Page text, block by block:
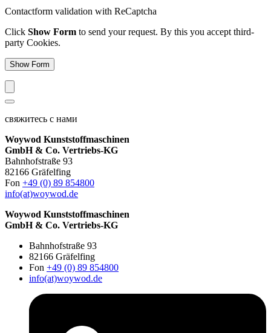
Contactform validation with ReCaptcha
Click Show Form to send your request. By this you accept third-
party Cookies.
Show Form
свяжитесь с нами
Woywod Kunststoffmaschinen
GmbH & Co. Vertriebs-KG
Bahnhofstraße 93
82166 Gräfelfing
Fon +49 (0) 89 854800
info(at)woywod.de
Woywod Kunststoffmaschinen
GmbH & Co. Vertriebs-KG
Bahnhofstraße 93
82166 Gräfelfing
Fon +49 (0) 89 854800
info(at)woywod.de